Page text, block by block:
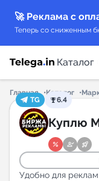
🚀 Реклама с
Теперь со сниженным
Каталог
Каталог
Каталог ботов
Горящие
Главная Каталог
TG
6.4
Куплю
Удобно для